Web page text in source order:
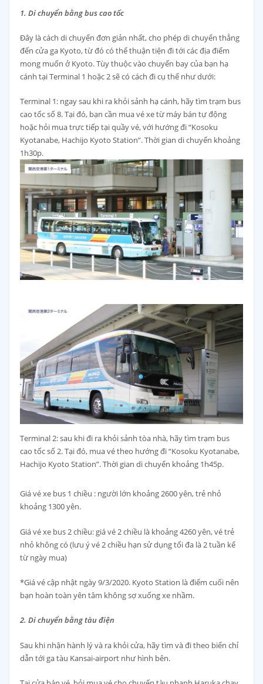
1. Di chuyển bằng bus cao tốc
Đây là cách di chuyển đơn giản nhất, cho phép di chuyển thẳng
đến cửa ga Kyoto, từ đó có thể thuận tiện đi tới các địa điểm
mong muốn ở Kyoto. Tùy thuộc vào chuyến bay của bạn hạ
cánh tại Terminal 1 hoặc 2 sẽ có cách đi cụ thể như dưới:
Terminal 1: ngay sau khi ra khỏi sảnh hạ cánh, hãy tìm trạm bus
cao tốc số 8. Tại đó, bạn cần mua vé xe từ máy bán tự động
hoặc hỏi mua trực tiếp tại quầy vé, với hướng đi “Kosoku
Kyotanabe, Hachijo Kyoto Station”. Thời gian di chuyển khoảng
1h30p.
Terminal 2: sau khi đi ra khỏi sảnh tòa nhà, hãy tìm trạm bus
cao tốc số 2. Tại đó, mua vé theo hướng đi “Kosoku Kyotanabe,
Hachijo Kyoto Station”. Thời gian di chuyển khoảng 1h45p.
Giá vé xe bus 1 chiều : người lớn khoảng 2600 yên, trẻ nhỏ
khoảng 1300 yên.
Giá vé xe bus 2 chiều: giá vé 2 chiều là khoảng 4260 yên, vé trẻ
nhỏ không có (lưu ý vé 2 chiều hạn sử dụng tối đa là 2 tuần kể
từ ngày mua)
*Giá vé cập nhật ngày 9/3/2020. Kyoto Station là điểm cuối nên
bạn hoàn toàn yên tâm không sợ xuống xe nhầm.
2. Di chuyển bằng tàu điện
Sau khi nhận hành lý và ra khỏi cửa, hãy tìm và đi theo biển chỉ
dẫn tới ga tàu Kansai-airport như hình bên.